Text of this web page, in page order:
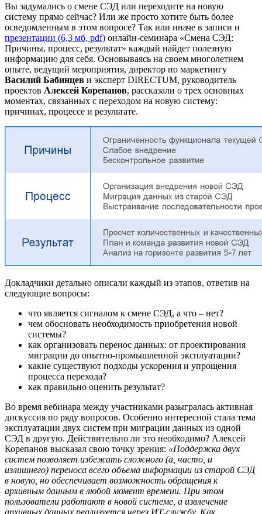
Вы задумались о смене СЭД или переходите на новую
систему прямо сейчас? Или же просто хотите быть более
осведомленным в этом вопросе? Так или иначе в записи и
презентации (6,3 мб, pdf) онлайн-семинара «Смена СЭД:
Причины, процесс, результат» каждый найдет полезную
информацию для себя. Основываясь на своем многолетнем
опыте, ведущий мероприятия, директор по маркетингу
Василий Бабинцев и эксперт DIRECTUM, руководитель
проектов Алексей Корепанов, рассказали о трех основных
моментах, связанных с переходом на новую систему:
причинах, процессе и результате.
Докладчики детально описали каждый из этапов, ответив на
следующие вопросы:
что является сигналом к смене СЭД, а что – нет?
чем обосновать необходимость приобретения новой
системы?
как организовать перенос данных: от проектирования
миграции до опытно-промышленной эксплуатации?
какие существуют подходы ускорения и упрощения
процесса перехода?
как правильно оценить результат?
Во время вебинара между участниками разыгралась активная
дискуссия по ряду вопросов. Особенно интересной стала тема
эксплуатации двух систем при миграции данных из одной
СЭД в другую. Действительно ли это необходимо? Алексей
Корепанов высказал свою точку зрения: «Поддержка двух
систем позволяет избежать сложного (а, часто, и
излишнего) переноса всего объема информации из старой СЭД
в новую, но обеспечивает возможность обращения к
архивным данным в любой момент времени. При этом
пользователи работают в новой системе, а извлечение
архивных данных реализуется через ИТ-службу. Как